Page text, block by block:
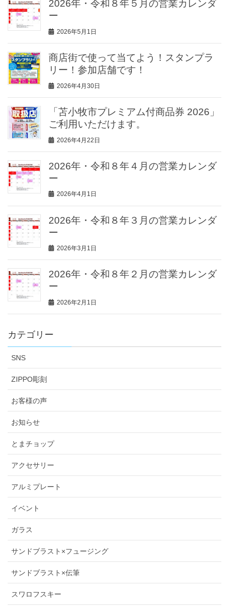
2026年・令和８年５月の営業カレンダ
ー
2026年5月1日
商店街で使って当てよう！スタンプラ
リー！参加店舗です！
2026年4月30日
「苫小牧市プレミアム付商品券 2026」
ご利用いただけます。
2026年4月22日
2026年・令和８年４月の営業カレンダ
ー
2026年4月1日
2026年・令和８年３月の営業カレンダ
ー
2026年3月1日
2026年・令和８年２月の営業カレンダ
ー
2026年2月1日
カテゴリー
SNS
ZIPPO彫刻
お客様の声
お知らせ
とまチョップ
アクセサリー
アルミプレート
イベント
ガラス
サンドブラスト×フュージング
サンドブラスト×伝筆
スワロフスキー